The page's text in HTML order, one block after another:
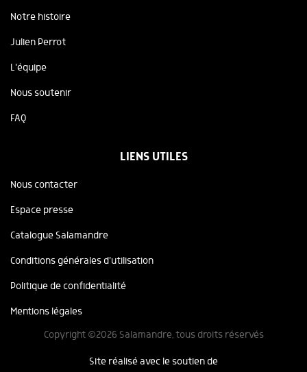
Notre histoire
Julien Perrot
L'équipe
Nous soutenir
FAQ
LIENS UTILES
Nous contacter
Espace presse
Catalogue Salamandre
Conditions générales d'utilisation
Politique de confidentialité
Mentions légales
Copyright ©2026 Salamandre, tous droits réservés
Site réalisé avec le soutien de